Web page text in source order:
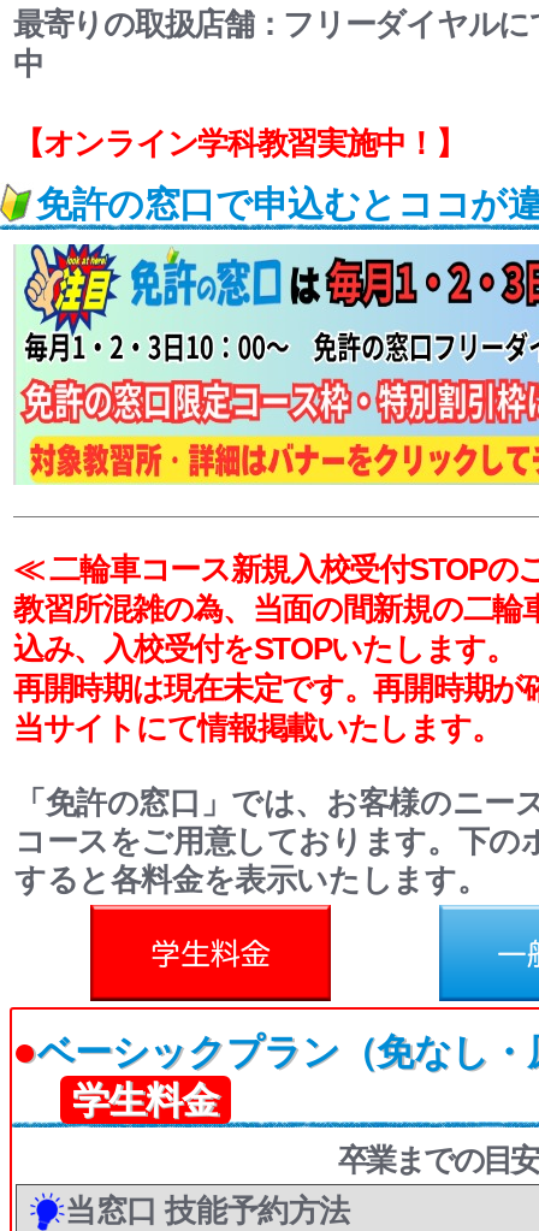
最寄りの取扱店舗：フリーダイヤル
中
【オンライン学科教習実施中！】
免許の窓口で申込むとココが
≪ 二輪車コース新規入校受付STOPの
教習所混雑の為、当面の間新規の二輪
込み、入校受付をSTOPいたします。
再開時期は現在未定です。再開時期が
当サイトにて情報掲載いたします。
「免許の窓口」では、お客様のニー
コースをご用意しております。下の
すると各料金を表示いたします。
●ベーシックプラン（免なし・
学生料金
卒業までの目
当窓口 技能予約方法